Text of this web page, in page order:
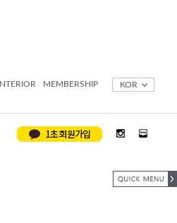
INTERIOR MEMBERSHIP KOR